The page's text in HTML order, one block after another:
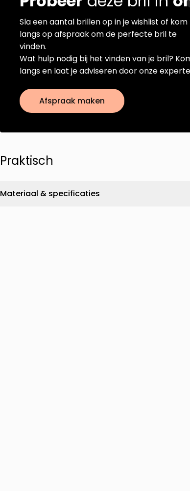
Sla een aantal brillen op in je wishlist of kom
langs op afspraak om de perfecte bril te
vinden.
Wat hulp nodig bij het vinden van je bril?
langs en laat je adviseren door onze
Afspraak maken
Praktisch
Materiaal & specificaties